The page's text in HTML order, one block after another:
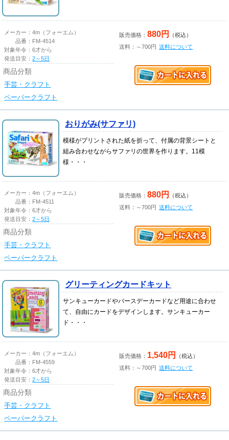
メーカー：4m（フォーエム）
品番： FM-4514
対象年令：6才から
発送目安：2～5日
商品分類
手芸・クラフト
ペーパークラフト
販売価格：880円
（税込）
送料：～700円
送料について
おりがみ(サファリ)
模様がプリントされた紙を折って、付属の背景シートと
組み合わせながらサファリの世界を作ります。11模
様・・・
メーカー：4m（フォーエム）
品番： FM-4511
対象年令：6才から
発送目安：2～5日
商品分類
手芸・クラフト
ペーパークラフト
販売価格：880円
（税込）
送料：～700円
送料について
グリーティングカードキット
サンキューカードやバースデーカードなど用途に合わせ
て、自由にカードをデザインします。サンキューカー
ド・・・
メーカー：4m（フォーエム）
品番： FM-4559
対象年令：6才から
発送目安：2～5日
商品分類
手芸・クラフト
ペーパークラフト
販売価格： 1,540円
（税込）
送料：～700円
送料について